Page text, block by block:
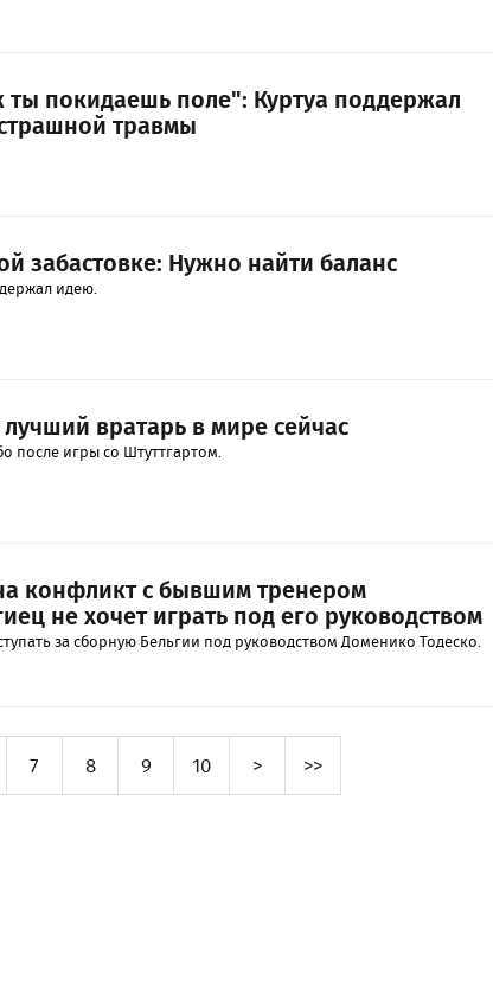
ты покидаешь поле": Куртуа поддержал
травмы
забастовке: Нужно найти баланс
идею.
вратарь в мире сейчас
после игры со Штуттгартом.
конфликт с бывшим тренером
не хочет играть под его руководством
за сборную Бельгии под руководством Доменико Тодеско.
7 8 9 10 > >>